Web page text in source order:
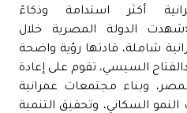
أكثر استدامة وذكاءً
الدولة المصرية خلال
شاملة، قادتها رؤية واضحة
السيسي، تقوم على إعادة
وبناء مجتمعات عمرانية
السكاني، وتحقيق التنمية